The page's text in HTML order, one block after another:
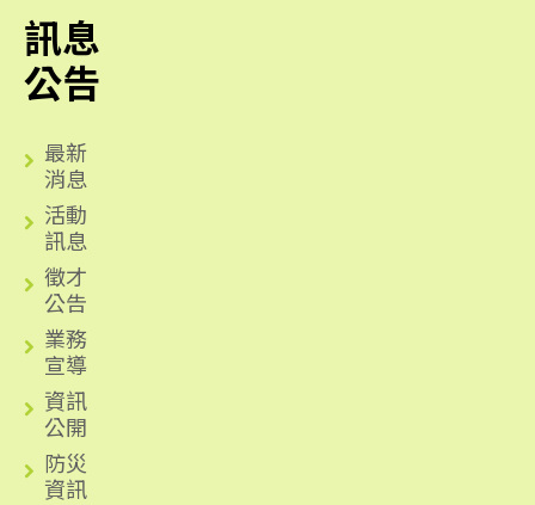
訊息
公告
最新
消息
活動
訊息
徵才
公告
業務
宣導
資訊
公開
防災
資訊